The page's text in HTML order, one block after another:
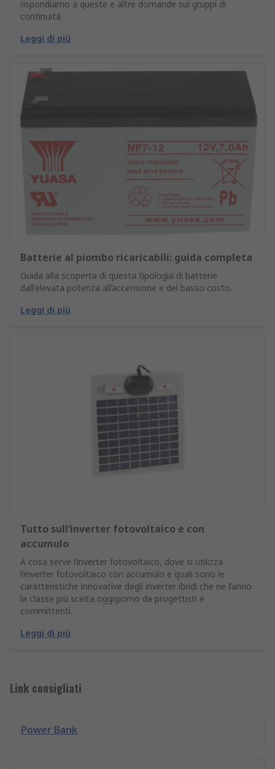
rispondiamo a queste e altre domande sui gruppi di
continuità.
Leggi di più
Batterie al piombo ricaricabili: guida completa
Guida alla scoperta di questa tipologia di batterie
dall'elevata potenza all’accensione e del basso costo.
Leggi di più
Tutto sull’inverter fotovoltaico e con
accumulo
A cosa serve l’inverter fotovoltaico, dove si utilizza
l’inverter fotovoltaico con accumulo e quali sono le
caratteristiche innovative degli inverter ibridi che ne fanno
la classe più scelta oggigiorno da progettisti e
committenti.
Leggi di più
Link consigliati
Power Bank